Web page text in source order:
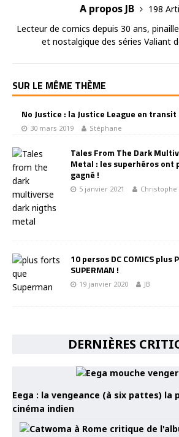
A propos JB
198
Lecteur de comics depuis 30 ans,
et nostalgique des séries Valiant
SUR LE MÊME THÈME
No Justice : la Justice League en
30 mars 2019 Stéphane
Tales From The Dark
Metal : les superhéros ont
gagné !
5 janvier 2021 Christophe
10 persos DC COMICS plus
SUPERMAN !
19 janvier 2020 JB
DERNIÈRES
Eega : la vengeance (à six pattes) la
cinéma indien